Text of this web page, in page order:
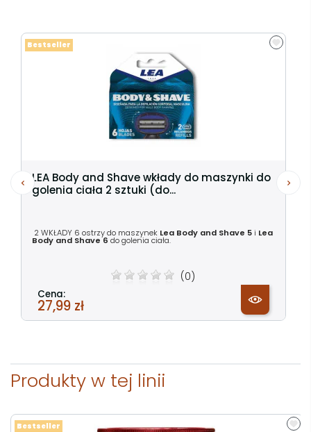
LEA Body and Shave wkłady do maszynki do
golenia ciała 2 sztuki (do...
2 WKŁADY 6 ostrzy do maszynek Lea Body and Shave 5i Lea
Body and Shave 6 do golenia ciała.
(0)
Cena:
27,99 zł
Bestseller
Produkty w tej linii
Bestseller